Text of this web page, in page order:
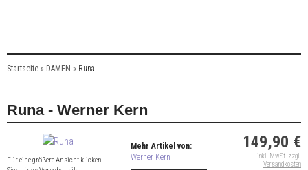
Startseite » DAMEN » Runa
Runa - Werner Kern
Für eine größere Ansicht klicken
Mehr Artikel von:
Werner Kern
149,90 €
inkl. MwSt. zzgl.
Versandkosten